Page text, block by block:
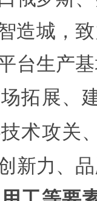
城，致
台生产
拓展、
术攻关
新力、